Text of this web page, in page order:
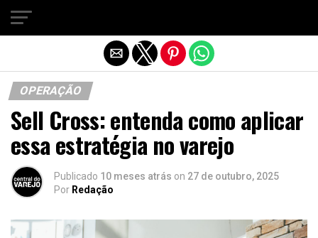
OPERAÇÃO
Sell Cross: entenda como aplicar
essa estratégia no varejo
Publicado 10 meses atrás on 27 de outubro, 2025
Por Redação